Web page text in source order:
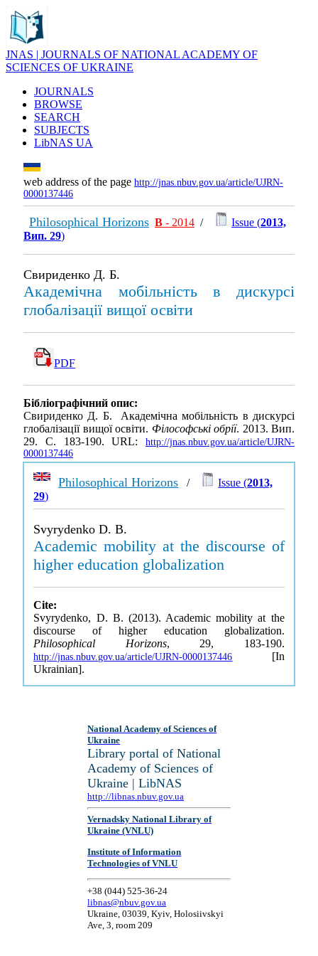
JNAS | JOURNALS OF NATIONAL ACADEMY OF
SCIENCES OF UKRAINE
JOURNALS
BROWSE
SEARCH
SUBJECTS
LibNAS UA
web address of the page http://jnas.nbuv.gov.ua/article/UJRN-
0000137446
Philosophical Horizons В - 2014 / Issue (2013,
Вип. 29)
Свириденко Д. Б.
Академічна мобільність в дискурсі
глобалізації вищої освіти
PDF
Бібліографічний опис:
Свириденко Д. Б. Академічна мобільність в дискурсі
глобалізації вищої освіти. Філософські обрії. 2013. Вип.
29. С. 183-190. URL: http://jnas.nbuv.gov.ua/article/UJRN-
0000137446
Philosophical Horizons / Issue (2013,
29)
Svyrydenko D. B.
Academic mobility at the discourse of
higher education globalization
Cite:
Svyrydenko, D. B. (2013). Academic mobility at the
discourse of higher education globalization.
Philosophical Horizons, 29, 183-190.
http://jnas.nbuv.gov.ua/article/UJRN-0000137446 [In
Ukrainian].
National Academy of Sciences of
Ukraine
Library portal of National
Academy of Sciences of
Ukraine | LibNAS
http://libnas.nbuv.gov.ua
Vernadsky National Library of
Ukraine (VNLU)
Institute of Information
Technologies of VNLU
+38 (044) 525-36-24
libnas@nbuv.gov.ua
Ukraine, 03039, Kyiv, Holosiivskyi
Ave, 3, room 209